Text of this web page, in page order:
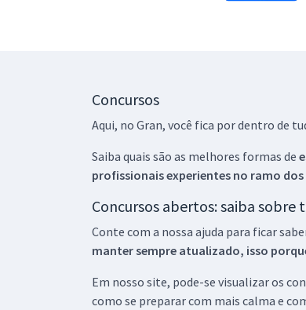
Concursos
Aqui, no Gran, você fica por dentro de
Saiba quais são as melhores formas de
profissionais experientes no ramo dos
Concursos abertos: saiba sobre
Conte com a nossa ajuda para ficar
manter sempre atualizado, isso
Em nosso site, pode-se visualizar os
como se preparar com mais calma e